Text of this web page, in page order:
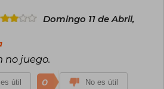
Domingo 11 de Abril,
no juego.
útil 0 No es útil